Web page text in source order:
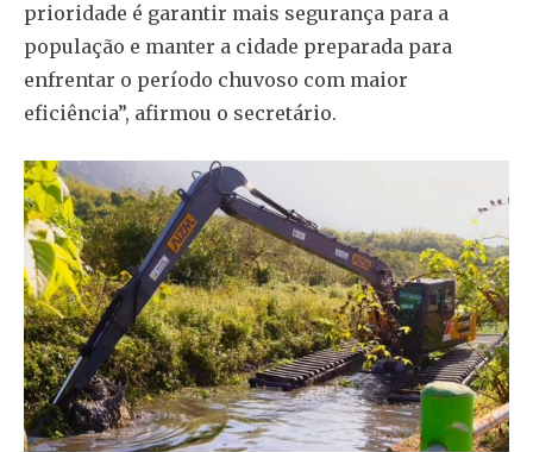
prioridade é garantir mais segurança para a
população e manter a cidade preparada para
enfrentar o período chuvoso com maior
eficiência”, afirmou o secretário.